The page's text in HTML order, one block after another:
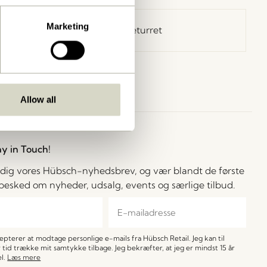
Marketing
Allow all
30 dages returret
in Touch!
vores Hübsch-nyhedsbrev, og vær blandt de første
om nyheder, udsalg, events og særlige tilbud.
at modtage personlige e-mails fra Hübsch Retail. Jeg kan til
tid trække mit samtykke tilbage. Jeg bekræfter, at jeg er mindst 15 år
Læs mere